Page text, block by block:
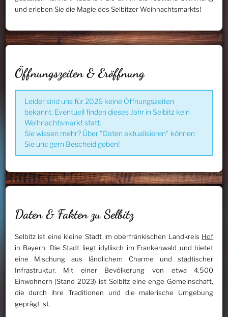
und erleben Sie die Magie des Selbitzer Weihnachtsmarkts!
Öffnungszeiten & Eröffnung
Leider sind uns für 2026 keine Öffnungszeiten
bekannt. Eventuell finden dieses Jahr in Selbitz kein
Weihnachtsmarkt statt.
Sie wissen mehr? Über "Daten aktualisieren" können
Sie uns gern Bescheid geben!
Daten & Fakten zu Selbitz
Selbitz ist eine kleine Stadt im oberfränkischen Landkreis Hof
in Bayern. Die Stadt liegt idyllisch im Frankenwald und bietet
eine Mischung aus ländlichem Charme und städtischer
Infrastruktur. Mit einer Bevölkerung von etwa 4.500
Einwohnern (Stand 2023) ist Selbitz eine enge Gemeinschaft,
die durch ihre Traditionen und die malerische Umgebung
geprägt ist.